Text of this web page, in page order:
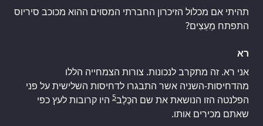
תהיתי אם מכלול הזיכרון החברתי המסוים ההוא מכוכב סיריוס
התפתח מֵעֵצִים?
רא
אני רא. זה מתקרב לנכונות. צורות הצמחייה הללו
מהדחיסות-השניה אשר התבגרו לדחיסות השלישית על פני
הפלנטה הזו הנושאת את שם הכֶּלֶב5 היו קרובות לעץ כפי
שאתם מכירים אותו.